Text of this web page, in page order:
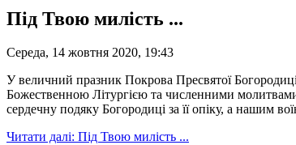
Під Твою милість ...
Середа, 14 жовтня 2020, 19:43
У величний празник Покрова Пресвятої
Божественною Літургією та численними
сердечну подяку Богородиці за її опіку, а нашим
Читати далі: Під Твою милість ...